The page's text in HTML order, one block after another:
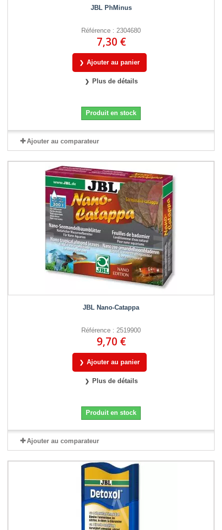
JBL PhMinus
Référence : 2304680
7,30 €
Ajouter au panier
Plus de détails
Produit en stock
Ajouter au comparateur
JBL Nano-Catappa
Référence : 2519900
9,70 €
Ajouter au panier
Plus de détails
Produit en stock
Ajouter au comparateur